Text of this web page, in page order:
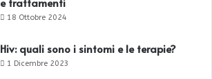
18 Ottobre 2024
Hiv: quali sono i sintomi e le terapie?
1 Dicembre 2023